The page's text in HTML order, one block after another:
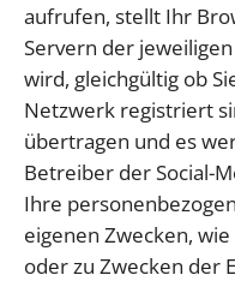
aufrufen, stellt Ihr
Servern der
wird, gleichgültig ob
Netzwerk registriert
übertragen und es
Betreiber der Social-
Ihre
eigenen Zwecken,
oder zu Zwecken der